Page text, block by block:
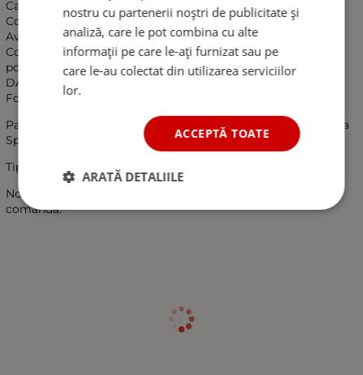
Cablu adaptor: RG174
Convertor lungime: aproximativ 30cm
Avantaje:
Converteste existente FM / AM antene, astfel incat acestea
pot fi folosite cu radiouri DAB.
DAB/DAB + / compatibil cu DMB-A
Foloseste existente FM / AM aeriene
Pachetul inclus: 1 buc x FM / AM DAB + cablu adaptor antena
Splitter
Tipul produsului: Antene auto
Nota: Pls a confirma conectori de pe aparat inainte de a
comanda.
nostru cu partenerii noștri de publicitate și
analiză, care le pot combina cu alte
informații pe care le-ați furnizat sau pe
care le-au colectat din utilizarea serviciilor
lor.
ACCEPTĂ TOATE
ARATĂ DETALIILE